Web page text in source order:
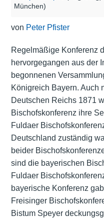
München)
von Peter Pfister
Regelmäßige Konferenz
hervorgegangen aus der
begonnenen
Königreich Bayern. Auch
Deutschen Reichs 1871
Bischofskonferenz ihre
Fuldaer
Deutschland zuständig
beider
sind die bayerischen
Fuldaer
bayerische Konferenz
Freisinger
Bistum Speyer